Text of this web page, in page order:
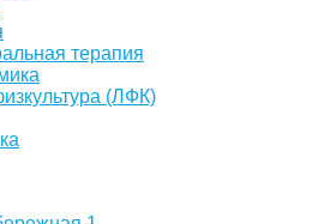
терапия
(ЛФК)